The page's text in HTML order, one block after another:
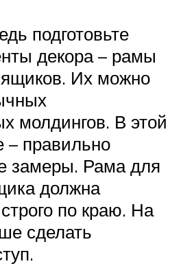
подготовьте
декора – рамы
Их можно
молдингов. В этой
– правильно
замеры. Рама для
должна
по краю. На
сделать